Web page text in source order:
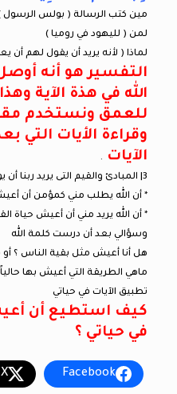
مين كتب الرسالة ( بولس الرسول
لمن ( لليهود في روميا )
لماذا ( لأنه يريد أن يقول لهم أن
التفسير هو أنه
الله في هذة الآية
للعمق ونستخدم
وقراءة الأيات التي
الآيات
.
3| المبادئ والقيم التى يريد ربنا أن يوصلها لي من خلال كلمته
* أن الله يطلب مني كمؤمن أن
* أن الله يريد مني أن أعيش حياة
وسؤالي بعد أن درست كلمة الله
هل أنا أعيش مثل بقية الناس ؟
ماهي الطريقة التي أعيش بها
تطبيق الآيات في حياتي
كيف استطيع أن
في حياتي ؟
Facebook